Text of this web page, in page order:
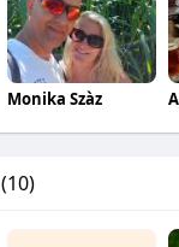
Monika Szàz
(10)